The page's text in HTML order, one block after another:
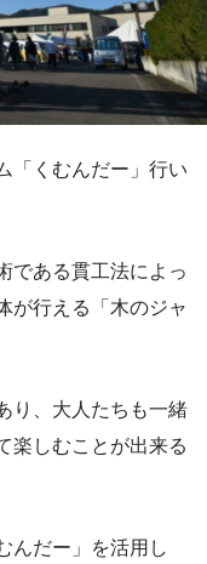
「くむんだー」行い
である貫工法によっ
が行える「木のジャ
り、大人たちも一緒
楽しむことが出来る
んだー」を活用し